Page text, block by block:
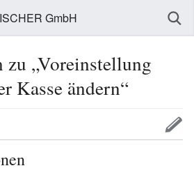
GmbH
„Voreinstellung
Kasse ändern“